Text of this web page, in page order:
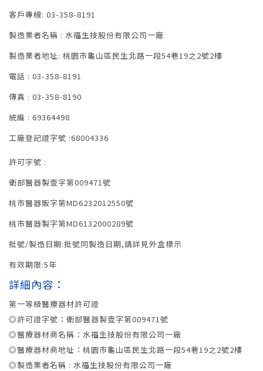
客戶專線: 03-358-8191
製造業者名稱 : 水福生技股份有限公司一廠
製造業者地址: 桃園市龜山區民生北路一段54巷19之2號2樓
電話 : 03-358-8191
傳真 : 03-358-8190
統編 : 69364498
工廠登記證字號 :68004336
許可字號 :
衛部醫器製壹字第009471號
桃市醫器販字第MD6232012550號
桃市醫器製字第MD6132000289號
批號/製造日期:批號同製造日期,請詳見外盒標示
有效期限:5年
詳細內容：
第一等級醫療器材許可證
◎許可證字號：衛部醫器製壹字第009471號
◎醫療器材商名稱：水福生技股份有限公司一廠
◎醫療器材商地址：桃園市龜山區民生北路一段54巷19之2號2樓
◎製造業者名稱 : 水福生技股份有限公司一廠